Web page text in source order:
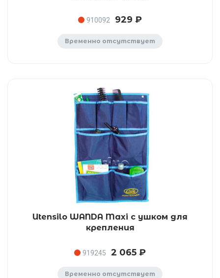
910092 929 ₽
Временно отсутствует
Utensilo WANDA Maxi с ушком для
крепления
919245 2 065 ₽
Временно отсутствует